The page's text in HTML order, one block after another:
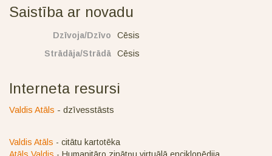
Saistība ar novadu
Dzīvoja/Dzīvo
Cēsis
Strādāja/Strādā
Cēsis
Interneta resursi
Valdis Atāls - dzīvesstāsts
Valdis Atāls - citātu kartotēka
Atāls Valdis - Humanitāro zinātņu virtuālā enciklopēdija